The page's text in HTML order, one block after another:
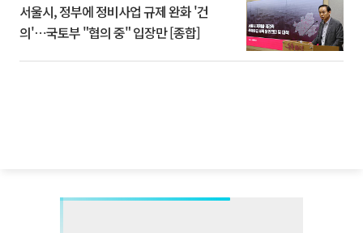
서울시, 정부에 정비사업 규제 완화 '건
의'⋯국토부 "협의 중" 입장만 [종합]